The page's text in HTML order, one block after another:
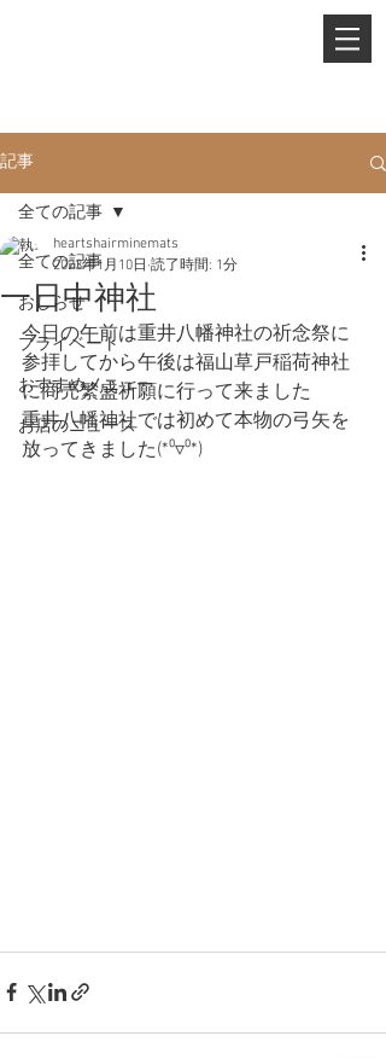
記事
全ての記事
おしらせ
プライベート
おすすめメニュー
お店のニュース
全ての記事
一日中神社
heartshairminemats
2023年1月10日 読了時間: 1分
今日の午前は重井八幡神社の祈念祭に
参拝してから午後は福山草戸稲荷神社
に商売繁盛祈願に行って来ました
重井八幡神社では初めて本物の弓矢を
放ってきました(*⁰▿⁰*)